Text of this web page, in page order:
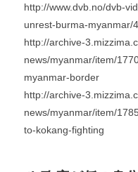
http://www.dvb.no/dvb-
unrest-burma-myanmar/
http://archive-
news/myanmar/item/
myanmar-border
http://archive-
news/myanmar/item/
to-kokang-fighting